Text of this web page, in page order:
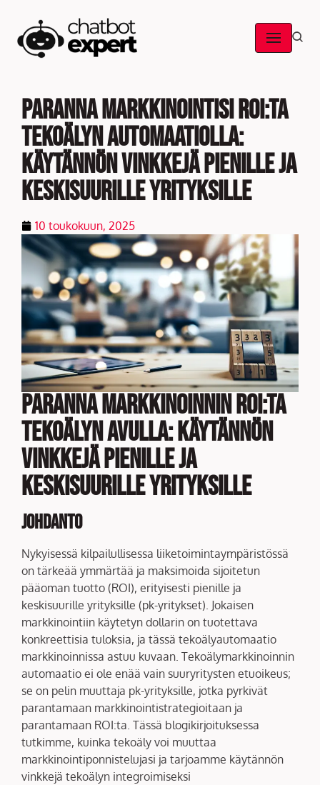
Skip
Paranna markkinointisi ROI:ta
tekoälyn automaatiolla:
käytännön vinkkejä pienille ja
keskisuurille yrityksille
10 toukokuun, 2025
Paranna markkinoinnin ROI:ta
tekoälyn avulla: Käytännön
vinkkejä pienille ja
keskisuurille yrityksille
Johdanto
Nykyisessä kilpailullisessa liiketoimintaympäristössä
on tärkeää ymmärtää ja maksimoida sijoitetun
pääoman tuotto (ROI), erityisesti pienille ja
keskisuurille yrityksille (pk-yritykset). Jokaisen
markkinointiin käytetyn dollarin on tuotettava
konkreettisia tuloksia, ja tässä tekoälyautomaatio
markkinoinnissa astuu kuvaan. Tekoälymarkkinoinnin
automaatio ei ole enää vain suuryritysten etuoikeus;
se on pelin muuttaja pk-yrityksille, jotka pyrkivät
parantamaan markkinointistrategioitaan ja
parantamaan ROI:ta. Tässä blogikirjoituksessa
tutkimme, kuinka tekoäly voi muuttaa
markkinointiponnistelujasi ja tarjoamme käytännön
vinkkejä tekoälyn integroimiseksi